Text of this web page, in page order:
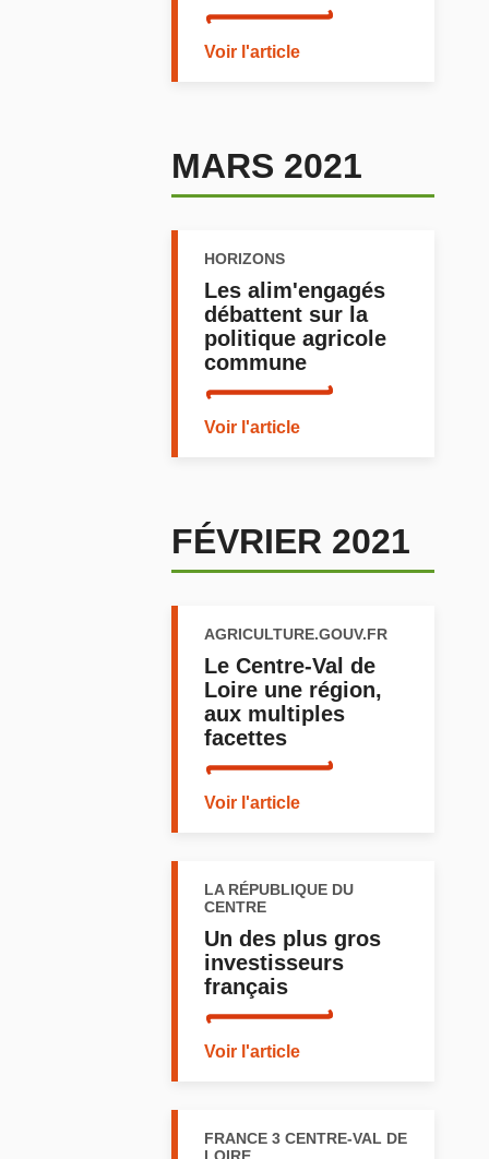
Voir l'article
MARS 2021
HORIZONS
Les alim'engagés
débattent sur la
politique agricole
commune
Voir l'article
FÉVRIER 2021
AGRICULTURE.GOUV.FR
Le Centre-Val de
Loire une région,
aux multiples
facettes
Voir l'article
LA RÉPUBLIQUE DU
CENTRE
Un des plus gros
investisseurs
français
Voir l'article
FRANCE 3 CENTRE-VAL DE
LOIRE